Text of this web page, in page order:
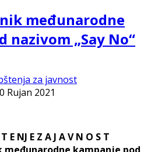
međunarodne
nazivom „Say No“
za javnost
Rujan 2021
E NJ E Z A J A V N O S T